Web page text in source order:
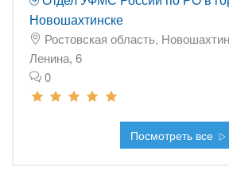
Новошахтинске
Ростовская область,
Ленина, 6
0
Посмотреть все